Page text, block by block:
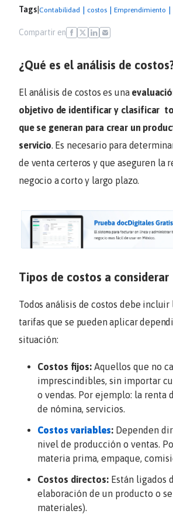
Tags Contabilidad | costos | Emprendimiento |
Compartir en
¿Qué es el análisis de
El análisis de costos es una
objetivo de identificar y clasificar
que se generan para crear un
servicio. Es necesario para
de venta certeros y que aseguren la
negocio a corto y largo plazo.
Tipos de costos a considerar
Todos análisis de costos debe
tarifas que se pueden aplicar
situación:
Costos fijos: Aquellos que no
imprescindibles, sin importar
o vendas. Por ejemplo: la renta
de nómina, servicios.
Costos variables: Dependen
nivel de producción o ventas.
materia prima, empaque,
Costos directos: Están ligados
elaboración de un producto o
materiales).